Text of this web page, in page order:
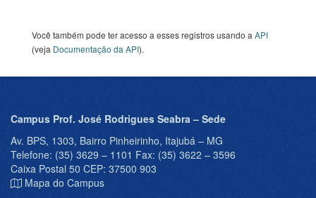
Você também pode ter acesso a esses registros usando a API
(veja Documentação da API).
Campus Prof. José Rodrigues Seabra – Sede
Av. BPS, 1303, Bairro Pinheirinho, Itajubá – MG
Telefone: (35) 3629 – 1101 Fax: (35) 3622 – 3596
Caixa Postal 50 CEP: 37500 903
Mapa do Campus